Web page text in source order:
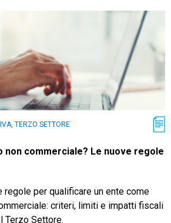
TERZO SETTORE
non commerciale? Le nuove regole
regole per qualificare un ente come
criteri, limiti e impatti fiscali
Terzo Settore.